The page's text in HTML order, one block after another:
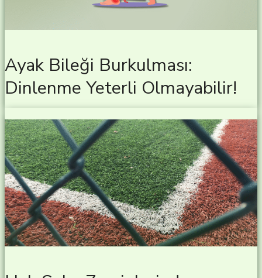
Ayak Bileği Burkulması:
Dinlenme Yeterli Olmayabilir!